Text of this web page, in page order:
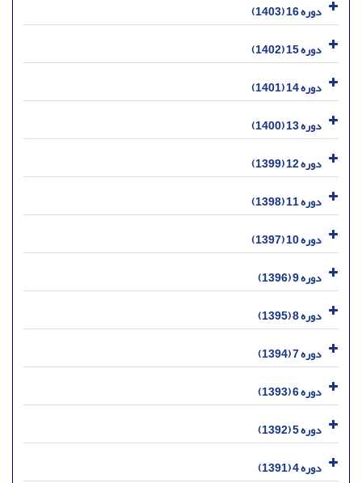
دوره 16 (1403)
دوره 15 (1402)
دوره 14 (1401)
دوره 13 (1400)
دوره 12 (1399)
دوره 11 (1398)
دوره 10 (1397)
دوره 9 (1396)
دوره 8 (1395)
دوره 7 (1394)
دوره 6 (1393)
دوره 5 (1392)
دوره 4 (1391)